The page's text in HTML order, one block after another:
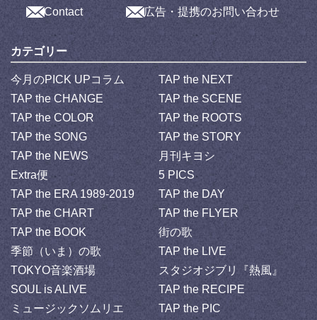
Contact 広告・提携のお問い合わせ
カテゴリー
今月のPICK UPコラム
TAP the NEXT
TAP the CHANGE
TAP the SCENE
TAP the COLOR
TAP the ROOTS
TAP the SONG
TAP the STORY
TAP the NEWS
月刊キヨシ
Extra便
5 PICS
TAP the ERA 1989-2019
TAP the DAY
TAP the CHART
TAP the FLYER
TAP the BOOK
街の歌
季節（いま）の歌
TAP the LIVE
TOKYO音楽酒場
スタジオジブリ『熱風』
SOUL is ALIVE
TAP the RECIPE
ミュージックソムリエ
TAP the PIC